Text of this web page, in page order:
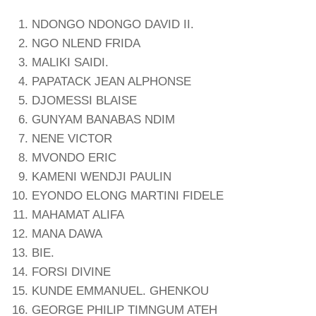
NDONGO NDONGO DAVID II.
NGO NLEND FRIDA
MALIKI SAIDI.
PAPATACK JEAN ALPHONSE
DJOMESSI BLAISE
GUNYAM BANABAS NDIM
NENE VICTOR
MVONDO ERIC
KAMENI WENDJI PAULIN
EYONDO ELONG MARTINI FIDELE
MAHAMAT ALIFA
MANA DAWA
BIE.
FORSI DIVINE
KUNDE EMMANUEL. GHENKOU
GEORGE PHILIP TIMNGUM ATEH